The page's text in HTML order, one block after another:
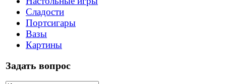
Сладости
Портсигары
Вазы
Картины
Задать вопрос